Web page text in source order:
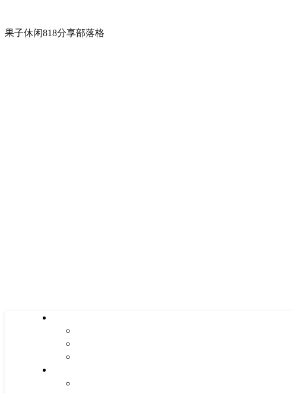
果子休闲818分享部落格